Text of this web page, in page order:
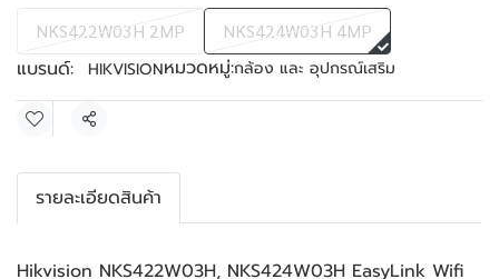
NKS422W03H 2MP NKS424W03H 4MP
แบรนด์: HIKVISIONหมวดหมู่:กล้อง และ อุปกรณ์เสริม
แชร์
รายละเอียดสินค้า
Hikvision NKS422W03H, NKS424W03H EasyLink Wifi